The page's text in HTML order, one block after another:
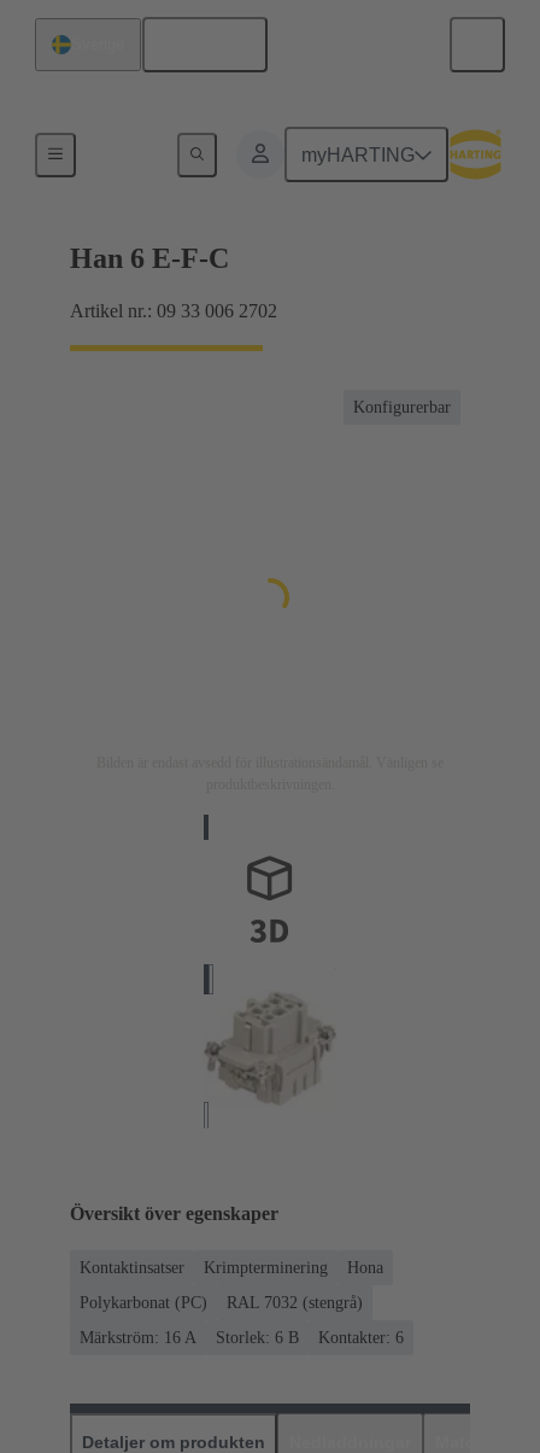
myHARTING
Strömmar upp till 16 A
Han 6 E-F-C
Artikel nr.: 09 33 006 2702
Konfigurerbar
Översikt över egenskaper
Kontaktinsatser Krimpterminering
Hona
Polykarbonat (PC)
RAL 7032 (stengrå)
Märkström: ‌16 A
Storlek: 6 B Kontakter: 6
Detaljer om produkten